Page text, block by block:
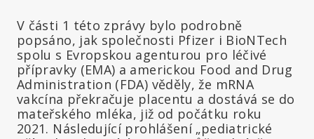
V části 1 této zprávy bylo podrobně
popsáno, jak společnosti Pfizer i BioNTech
spolu s Evropskou agenturou pro léčivé
přípravky (EMA) a americkou Food and Drug
Administration (FDA) věděly, že mRNA
vakcína překračuje placentu a dostává se do
mateřského mléka, již od počátku roku
2021. Následující prohlášení „pediatrické